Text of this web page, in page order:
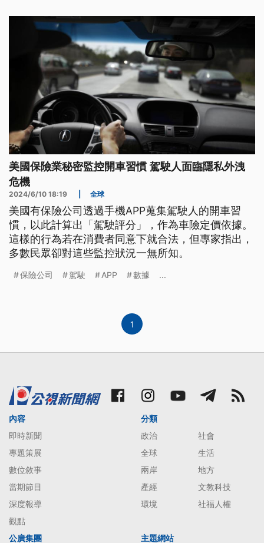
美國保險業秘密監控開車習慣 駕駛人面臨隱私外洩
危機
2024/6/10 18:19 全球
美國有保險公司透過手機APP蒐集駕駛人的開車習
慣，以此計算出「駕駛評分」，作為車險定價依據。
這樣的行為若在消費者同意下就合法，但專家指出，
多數民眾卻對這些監控狀況一無所知。
保險公司 駕駛 APP 數據 ...
1
內容
即時新聞
專題策展
數位敘事
當期節目
深度報導
觀點
分類
政治
社會
全球
生活
兩岸
地方
產經
文教科技
環境
社福人權
公廣集團 主題網站